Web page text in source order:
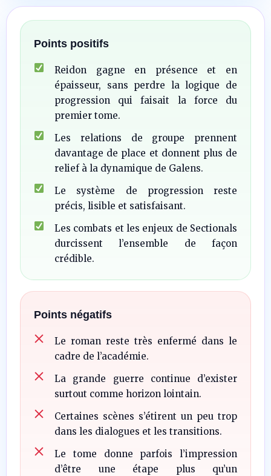
Points positifs
Reidon gagne en présence et en
épaisseur, sans perdre la logique de
progression qui faisait la force du
premier tome.
Les relations de groupe prennent
davantage de place et donnent plus de
relief à la dynamique de Galens.
Le système de progression reste
précis, lisible et satisfaisant.
Les combats et les enjeux de Sectionals
durcissent l’ensemble de façon
crédible.
Points négatifs
Le roman reste très enfermé dans le
cadre de l’académie.
La grande guerre continue d’exister
surtout comme horizon lointain.
Certaines scènes s’étirent un peu trop
dans les dialogues et les transitions.
Le tome donne parfois l’impression
d’être une étape plus qu’un